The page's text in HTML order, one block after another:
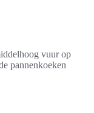
vuur op
pannenkoeken